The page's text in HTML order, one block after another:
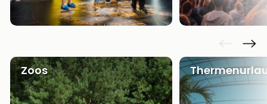
Zoos